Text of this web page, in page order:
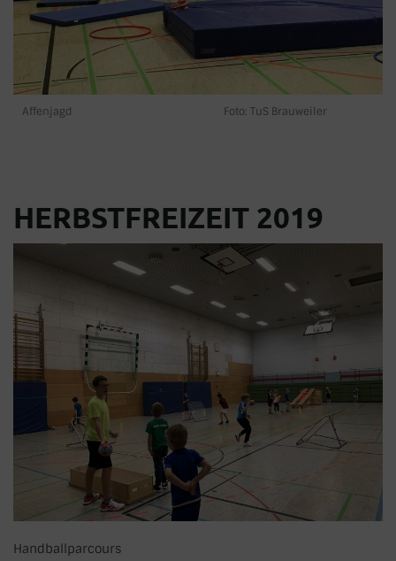
Affenjagd Foto: TuS Brauweiler
HERBSTFREIZEIT 2019
Handballparcours